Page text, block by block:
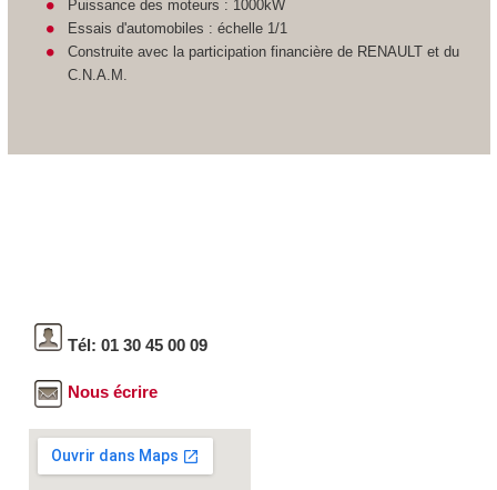
Puissance des moteurs : 1000kW
Essais d'automobiles : échelle 1/1
Construite avec la participation financière de RENAULT et du
C.N.A.M.
Tél: 01 30 45 00 09
Nous écrire